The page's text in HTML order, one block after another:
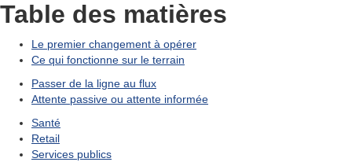
Table des matières
Le premier changement à opérer
Ce qui fonctionne sur le terrain
Passer de la ligne au flux
Attente passive ou attente informée
Santé
Retail
Services publics